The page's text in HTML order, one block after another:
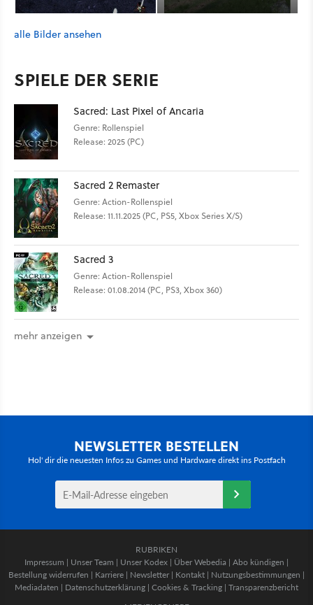
alle Bilder ansehen
SPIELE DER SERIE
Sacred: Last Pixel of Ancaria
Genre: Rollenspiel
Release: 2025 (PC)
Sacred 2 Remaster
Genre: Action-Rollenspiel
Release: 11.11.2025 (PC, PS5, Xbox Series X/S)
Sacred 3
Genre: Action-Rollenspiel
Release: 01.08.2014 (PC, PS3, Xbox 360)
mehr anzeigen
NEWSLETTER BESTELLEN
Hol' dir die neuesten Infos zu Games und Hardware direkt ins Postfach
RUBRIKEN
Impressum | Unser Team | Unser Kodex | Über Webedia | Abo kündigen |
Bestellung widerrufen | Karriere | Newsletter | Kontakt | Nutzungsbestimmungen |
Mediadaten | Datenschutzerklärung | Cookies & Tracking | Transparenzbericht